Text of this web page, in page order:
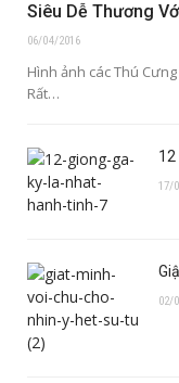
Siêu Dễ Thương
06/04/2016
Hình ảnh các Thú
Rất…
12
17/
02/